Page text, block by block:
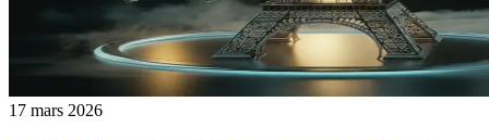
17 mars 2026